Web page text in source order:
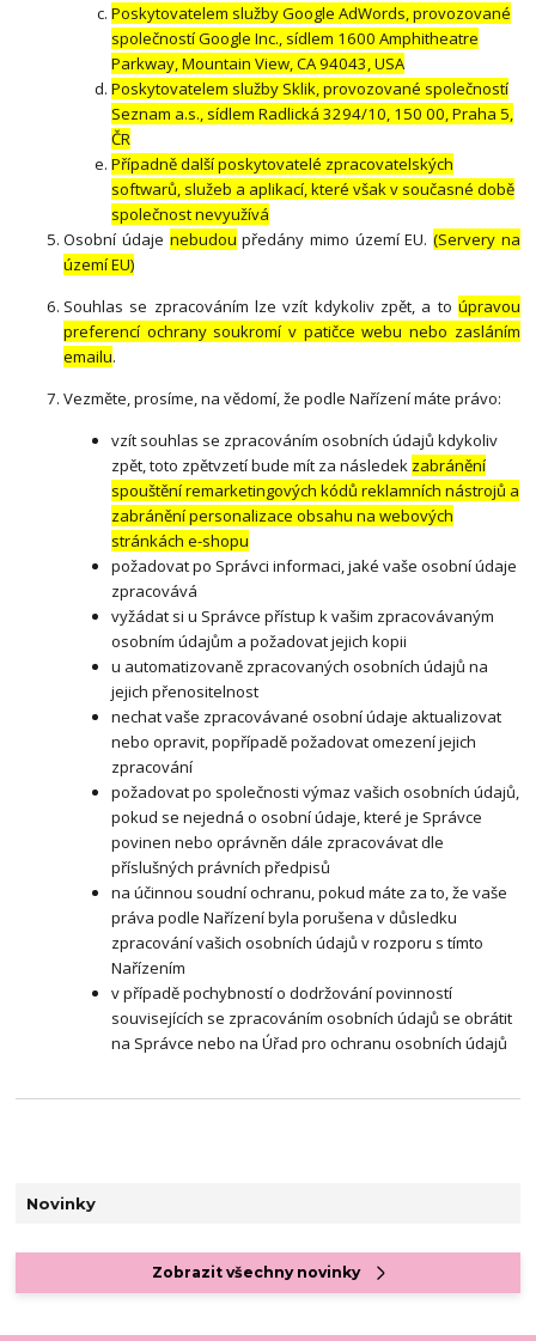
Novinky
Zobrazit všechny novinky
Poskytovatelem služby Google AdWords, provozované
společností Google Inc., sídlem 1600 Amphitheatre
Parkway, Mountain View, CA 94043, USA
Poskytovatelem služby Sklik, provozované společností
Seznam a.s., sídlem Radlická 3294/10, 150 00, Praha 5,
ČR
Případně další poskytovatelé zpracovatelských
softwarů, služeb a aplikací, které však v současné době
společnost nevyužívá
Osobní údaje nebudou předány mimo území EU.(Servery na
území EU)
Souhlas se zpracováním lze vzít kdykoliv zpět, a to úpravou
preferencí ochrany soukromí v patičce webu nebo zasláním
emailu.
Vezměte, prosíme, na vědomí, že podle Nařízení máte právo:
vzít souhlas se zpracováním osobních údajů kdykoliv
zpět, toto zpětvzetí bude mít za následek zabránění
spouštění remarketingových kódů reklamních nástrojů a
zabránění personalizace obsahu na webových
stránkách e-shopu
požadovat po Správci informaci, jaké vaše osobní údaje
zpracovává
vyžádat si u Správce přístup k vašim zpracovávaným
osobním údajům a požadovat jejich kopii
u automatizovaně zpracovaných osobních údajů na
jejich přenositelnost
nechat vaše zpracovávané osobní údaje aktualizovat
nebo opravit, popřípadě požadovat omezení jejich
zpracování
požadovat po společnosti výmaz vašich osobních údajů,
pokud se nejedná o osobní údaje, které je Správce
povinen nebo oprávněn dále zpracovávat dle
příslušných právních předpisů
na účinnou soudní ochranu, pokud máte za to, že vaše
práva podle Nařízení byla porušena v důsledku
zpracování vašich osobních údajů v rozporu s tímto
Nařízením
v případě pochybností o dodržování povinností
souvisejících se zpracováním osobních údajů se obrátit
na Správce nebo na Úřad pro ochranu osobních údajů